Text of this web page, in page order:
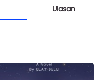
Ulasan